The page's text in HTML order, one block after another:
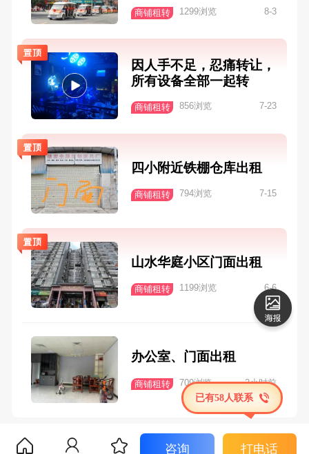
商铺租转 1299浏览 8-3
因人手不足，忍痛转让，
所有设备全部一起转
商铺租转 856浏览 7-23
四小附近铁棚仓库出租
商铺租转 794浏览 7-15
山水华庭小区门面出租
商铺租转 1199浏览 6-6
办公室、门面出租
商铺租转 709浏览 2小时前
咨询 打电话
已有58人联系